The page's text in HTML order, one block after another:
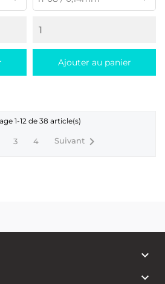
Ajouter au panier
1-12 de 38 article(s)
3 4 Suivant

